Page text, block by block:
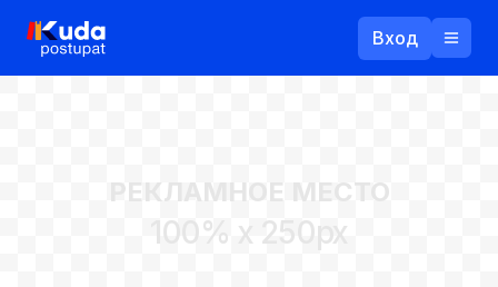
Вход
РЕКЛАМНОЕ МЕСТО
100% x 250px